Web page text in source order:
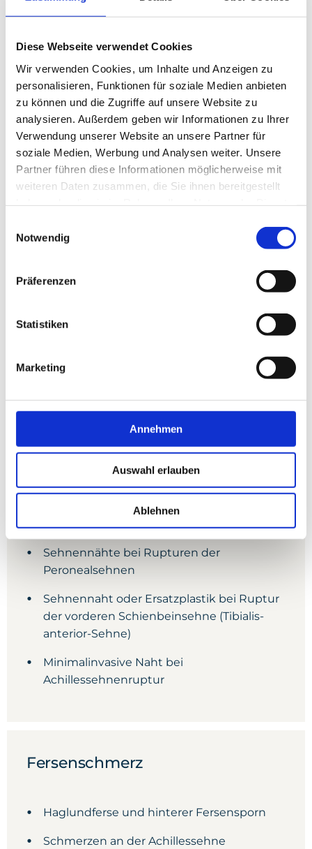
Diese Webseite verwendet Cookies
Wir verwenden Cookies, um Inhalte und Anzeigen zu
personalisieren, Funktionen für soziale Medien anbieten
zu können und die Zugriffe auf unsere Website zu
analysieren. Außerdem geben wir Informationen zu Ihrer
Verwendung unserer Website an unsere Partner für
soziale Medien, Werbung und Analysen weiter. Unsere
Partner führen diese Informationen möglicherweise mit
weiteren Daten zusammen, die Sie ihnen bereitgestellt
Cookies, wenn Sie unsere Webseite weiterhin nutzen.
Notwendig
Präferenzen
Statistiken
Marketing
Annehmen
Auswahl erlauben
Ablehnen
Hohlfuß und Plattfuß
Gelenkerhaltende Therapie von flexiblen
Plattfußfehlstellungen mittels
Sehnentransfer und
Fersenbeinumstellung
Korrigierende Arthrodesen bei
fortgeschrittenen Plattfußfehlstellungen
Gelenkerhaltende Therapie des
Ballenhohlfuß- oder
Sehnentransferoperationen bei
Nervenschädigungen (z. B.
Peronäusparese)
Sehnennähte bei Rupturen der
Peronealsehnen
Sehnennaht oder Ersatzplastik bei Ruptur
der vorderen Schienbeinsehne (Tibialis-
anterior-Sehne)
Minimalinvasive Naht bei
Achillessehnenruptur
Fersenschmerz
Haglundferse und hinterer Fersensporn
Schmerzen an der Achillessehne